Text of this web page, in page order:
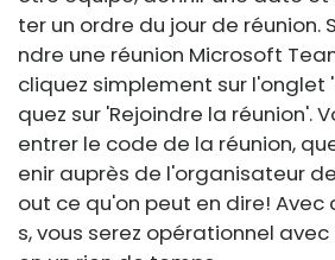
ter un ordre du jour de réunion.
ndre une réunion Microsoft
cliquez simplement sur l'onglet
quez sur 'Rejoindre la réunion'.
entrer le code de la réunion,
enir auprès de l'organisateur
out ce qu'on peut en dire!
s, vous serez opérationnel